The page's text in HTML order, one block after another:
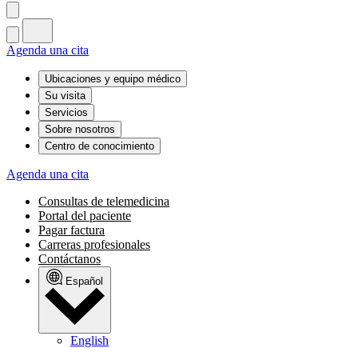
Agenda una cita
Ubicaciones y equipo médico
Su visita
Servicios
Sobre nosotros
Centro de conocimiento
Agenda una cita
Consultas de telemedicina
Portal del paciente
Pagar factura
Carreras profesionales
Contáctanos
Español
English